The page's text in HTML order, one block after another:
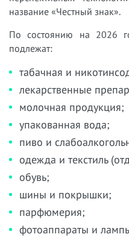
название «Честный знак».
По состоянию на 2026
подлежат:
табачная и
лекарственные
молочная продукция;
упакованная вода;
пиво и
одежда и текстиль
обувь;
шины и покрышки;
парфюмерия;
фотоаппараты и